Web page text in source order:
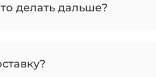
делать дальше?